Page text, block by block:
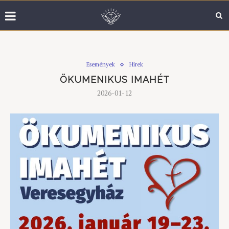
Események Hírek
ÖKUMENIKUS IMAHÉT
2026-01-12